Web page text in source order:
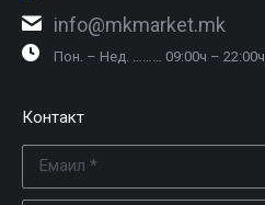
info@mkmarket.mk
Пон. – Нед. ……… 09:00ч – 22:00ч
Контакт